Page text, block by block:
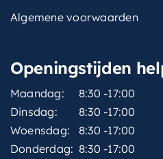
Algemene voorwaarden
Openingstijden
Maandag:
8:30 -17:00
Dinsdag:
8:30 -17:00
Woensdag:
8:30 -17:00
Donderdag: 8:30 -17:00